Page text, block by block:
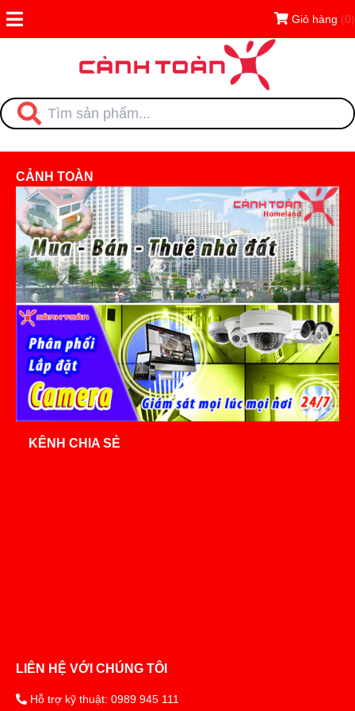
Giỏ hàng (0)
CẢNH TOÀN
KÊNH CHIA SẺ
LIÊN HỆ VỚI CHÚNG TÔI
Hỗ trợ kỹ thuật: 0989 945 111